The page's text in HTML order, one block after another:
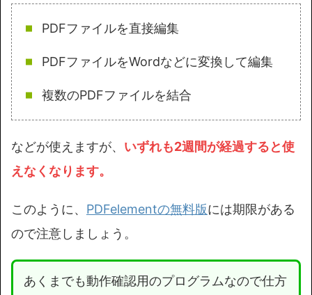
PDFファイルを直接編集
PDFファイルをWordなどに変換して編集
複数のPDFファイルを結合
などが使えますが、 いずれも2週間が経過すると使
えなくなります。
このように、 PDFelementの無料版には期限がある
ので注意しましょう。
あくまでも動作確認用のプログラムなので仕方